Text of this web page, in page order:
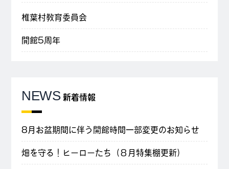
椎葉村教育委員会
開館5周年
NEWS 新着情報
8月お盆期間に伴う開館時間一部変更のお知らせ
畑を守る！ヒーローたち（８月特集棚更新）